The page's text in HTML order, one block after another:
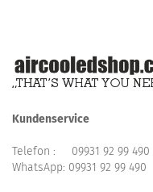
Kundenservice
Telefon : 09931 92 99 490
WhatsApp: 09931 92 99 490